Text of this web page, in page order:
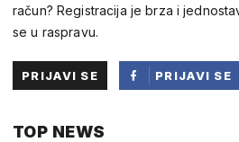
račun? Registracija je brza i
se u raspravu.
PRIJAVI SE
PRIJAVI SE
TOP NEWS